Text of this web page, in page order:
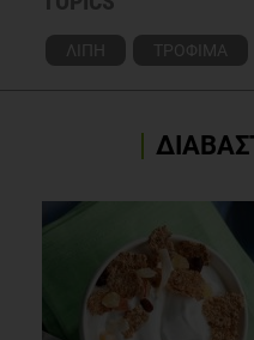
ΛΙΠΗ ΤΡΟΦΙΜΑ